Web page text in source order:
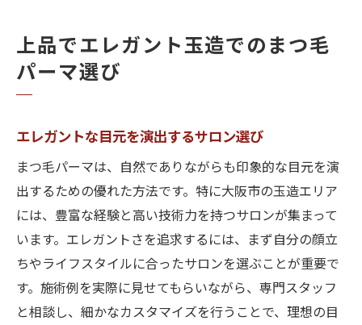
上品でエレガント玉造でのまつ毛
パーマ選び
エレガントな目元を演出するサロン選び
まつ毛パーマは、自然でありながらも印象的な目元を演
出するための優れた方法です。特に大阪市の玉造エリア
には、豊富な経験と高い技術力を持つサロンが集まって
います。エレガントさを追求するには、まず自分の顔立
ちやライフスタイルに合ったサロンを選ぶことが重要で
す。施術例を実際に見せてもらいながら、専門スタッフ
と相談し、細かなカスタマイズを行うことで、理想の目